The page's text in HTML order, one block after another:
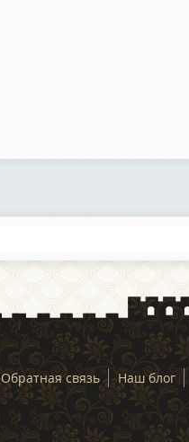
Обратная связь Наш блог